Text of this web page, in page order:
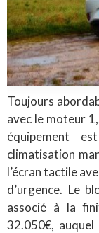
Toujours
avec le moteur
équipement
climatisation
l’écran tactile
d’urgence. Le
associé à la
32.050€,